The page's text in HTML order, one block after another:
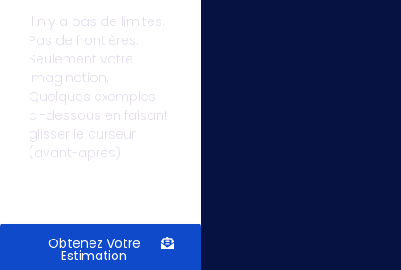
Il n’y a pas de limites.
Pas de frontières.
Seulement votre
imagination.
Quelques exemples
ci-dessous en faisant
glisser le curseur
(avant-après)
Obtenez Votre
Estimation